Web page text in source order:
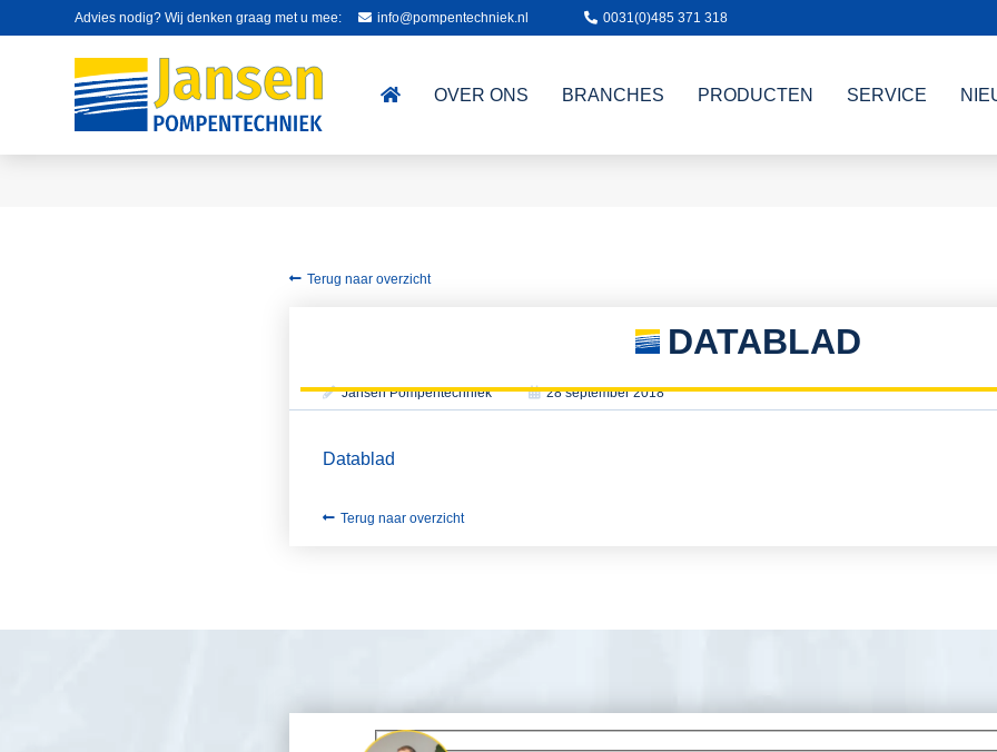
Advies nodig? Wij denken graag met u mee: info@pompentechniek.nl 0031(0)485 371 318
OVER ONS BRANCHES PRODUCTEN SERVICE
Terug naar overzicht
DATABLAD
Jansen Pompentechniek 28 september 2018
Datablad
Terug naar overzicht